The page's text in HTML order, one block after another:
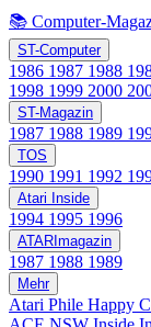
📚 Computer-
ST-Computer
1986 1987 1988
1998 1999 2000
ST-Magazin
1987 1988 1989
TOS
1990 1991 1992
Atari Inside
1994 1995 1996
ATARImagazin
1987 1988 1989
Mehr
Atari Phile Happy